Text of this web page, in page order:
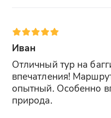
Иван
Отличный тур на
впечатления!
опытный. Особенно
природа.